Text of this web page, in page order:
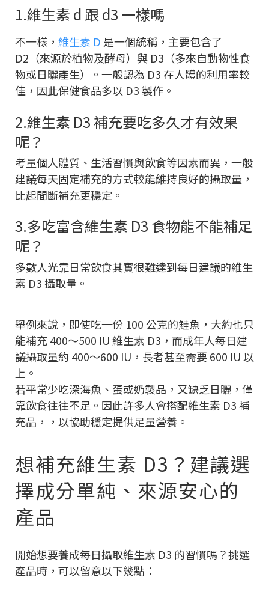
1.維生素 d 跟 d3 一樣嗎
不一樣， 維生素 D 是一個統稱，主要包含了
D2（來源於植物及酵母）與 D3（多來自動物性食
物或日曬產生）。一般認為 D3 在人體的利用率較
佳，因此保健食品多以 D3 製作。
2.維生素 D3 補充要吃多久才有效果
呢？
考量個人體質、生活習慣與飲食等因素而異，一般
建議每天固定補充的方式較能維持良好的攝取量，
比起間斷補充更穩定。
3.多吃富含維生素 D3 食物能不能補足
呢？
多數人光靠日常飲食其實很難達到每日建議的維生
素 D3 攝取量。
舉例來說，即使吃一份 100 公克的鮭魚，大約也只
能補充 400～500 IU 維生素 D3，而成年人每日建
議攝取量約 400～600 IU，長者甚至需要 600 IU 以
上。
若平常少吃深海魚、蛋或奶製品，又缺乏日曬，僅
靠飲食往往不足。因此許多人會搭配維生素 D3 補
充品，，以協助穩定提供足量營養。
想補充維生素 D3？建議選
擇成分單純、來源安心的
產品
開始想要養成每日攝取維生素 D3 的習慣嗎？挑選
產品時，可以留意以下幾點：